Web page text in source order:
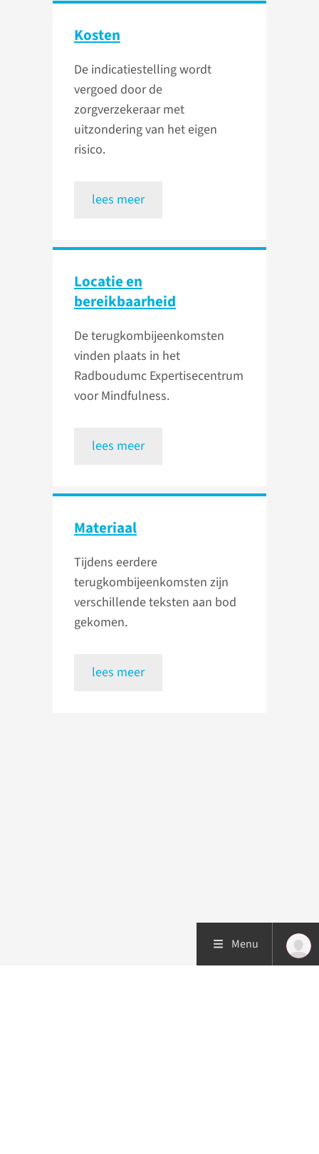
Kosten
De indicatiestelling wordt
vergoed door de
zorgverzekeraar met
uitzondering van het eigen
risico.
lees meer
Locatie en
bereikbaarheid
De terugkombijeenkomsten
vinden plaats in het
Radboudumc Expertisecentrum
voor Mindfulness.
lees meer
Materiaal
Tijdens eerdere
terugkombijeenkomsten zijn
verschillende teksten aan bod
gekomen.
lees meer
Menu